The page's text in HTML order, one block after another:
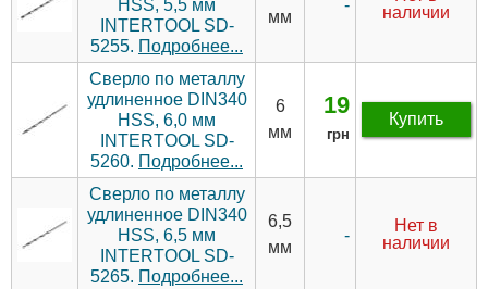
HSS, 5,5 мм
INTERTOOL SD-
5255. Подробнее...
мм
-
наличии
Сверло по металлу
удлиненное DIN340
HSS, 6,0 мм
INTERTOOL SD-
5260. Подробнее...
6
мм
19
грн
Купить
Сверло по металлу
удлиненное DIN340
HSS, 6,5 мм
INTERTOOL SD-
5265. Подробнее...
6,5
мм
-
Нет в
наличии